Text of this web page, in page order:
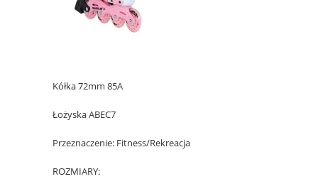
Kółka 72mm 85A
Łożyska ABEC7
Przeznaczenie: Fitness/Rekreacja
ROZMIARY: